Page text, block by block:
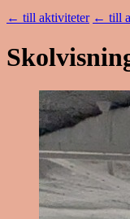
← till aktiviteter ← till